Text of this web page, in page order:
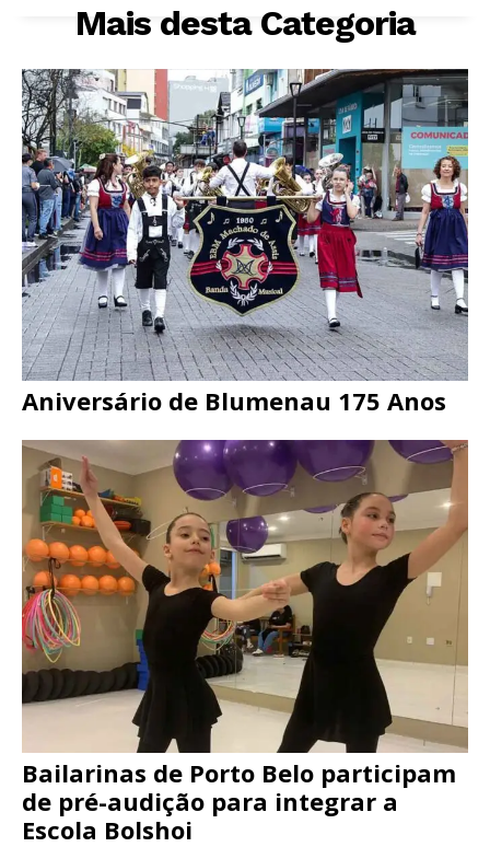
Mais desta Categoria
Aniversário de Blumenau 175 Anos
Bailarinas de Porto Belo participam
de pré-audição para integrar a
Escola Bolshoi